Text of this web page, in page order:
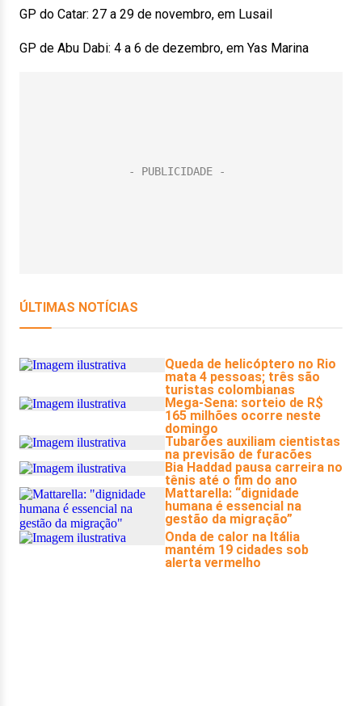
GP do Catar: 27 a 29 de novembro, em Lusail
GP de Abu Dabi: 4 a 6 de dezembro, em Yas Marina